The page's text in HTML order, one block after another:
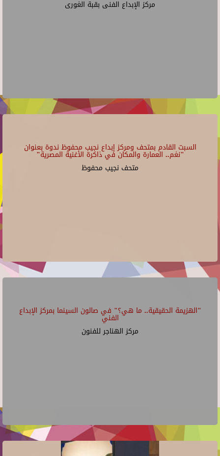
مركز الإبداع الفنى بقبة الغورى
السبت القادم بمتحف ومركز إبداع نجيب محفوظ ندوة بعنوان
"نغم.. العمارة والمكان في ذاكرة الأغنية المصرية"
متحف نجيب محفوظ
"الهزيمة الحقيقية.. ما هي؟" في صالون السينما بمركز الإبداع
الفني
مركز الهناجر للفنون